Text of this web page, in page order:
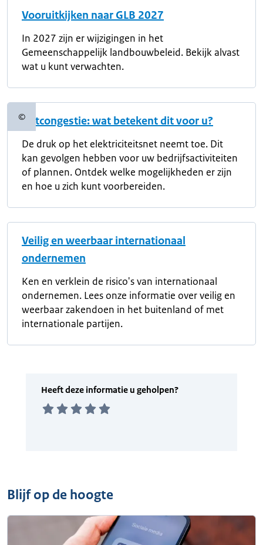
Vooruitkijken naar GLB 2027
In 2027 zijn er wijzigingen in het
Gemeenschappelijk landbouwbeleid. Bekijk alvast
wat u kunt verwachten.
©Copyrightinformatie
Netcongestie: wat betekent dit voor u?
De druk op het elektriciteitsnet neemt toe. Dit
kan gevolgen hebben voor uw bedrijfsactiviteiten
of plannen. Ontdek welke mogelijkheden er zijn
en hoe u zich kunt voorbereiden.
Veilig en weerbaar internationaal
ondernemen
Ken en verklein de risico's van internationaal
ondernemen. Lees onze informatie over veilig en
weerbaar zakendoen in het buitenland of met
internationale partijen.
Blijf op de hoogte